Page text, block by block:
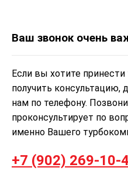
Ваш звонок очень
Если вы хотите
получить консультацию,
нам по телефону.
проконсультирует по
именно Вашего
+7 (902) 269-10-